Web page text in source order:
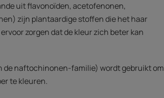
uit flavonoïden, acetofenonen,
zijn plantaardige stoffen die het haar
zorgen dat de kleur zich beter kan
de naftochinonen-familie) wordt gebruikt om
te kleuren.